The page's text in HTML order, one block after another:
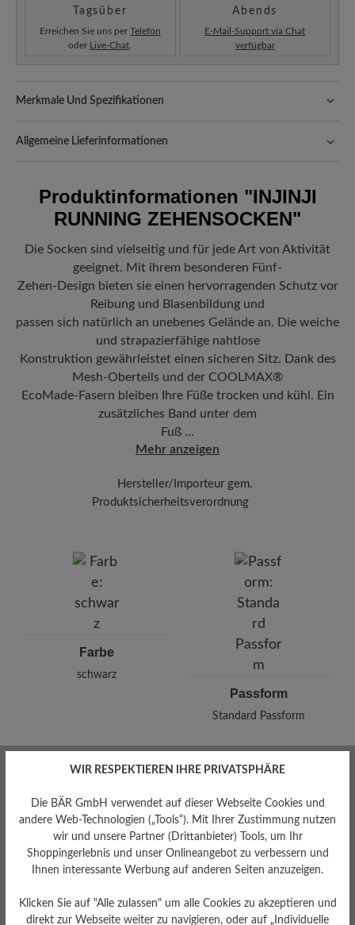
Tagsüber
Erreichen Sie uns per Telefon
oder Live-Chat
Abends
E-Mail-Support via Chat
verfügbar
Merkmale Und Spezifikationen
Allgemeine Lieferinformationen
hinzugefügt – unabhängig vom Bestellwert.
Freuen Sie sich auf Ihr Paket!Sobald Ihre Bestellung unser Lager in
Mit der beigefügten Sendungsnummer können Sie genau
nachverfolgen, wo sich Ihr neues BÄR Lieblingsstück gerade
befindet.
Produktinformationen "INJINJI
RUNNING ZEHENSOCKEN"
Die Socken sind vielseitig und für jede Art von Aktivität
geeignet. Mit ihrem besonderen Fünf-
Zehen-Design bieten sie einen hervorragenden Schutz vor
Reibung und Blasenbildung und
passen sich natürlich an unebenes Gelände an. Die weiche
und strapazierfähige nahtlose
Konstruktion gewährleistet einen sicheren Sitz. Dank des
Mesh-Oberteils und der COOLMAX®
EcoMade-Fasern bleiben Ihre Füße trocken und kühl. Ein
zusätzliches Band unter dem
Fuß …
Mehr anzeigen
Hersteller/Importeur gem.
Produktsicherheitsverordnung
Klockergasse 1, 86316 Friedberg, Germany
E-Mail: kontakt@al-sport.eu
Farbe
schwarz
Passform
Standard Passform
Bewertungen lesen
0 von 0 Bewertungen
WIR RESPEKTIEREN IHRE PRIVATSPHÄRE
Die BÄR GmbH verwendet auf dieser Webseite Cookies und
andere Web-Technologien („Tools“). Mit Ihrer Zustimmung nutzen
wir und unsere Partner (Drittanbieter) Tools, um Ihr
Shoppingerlebnis und unser Onlineangebot zu verbessern und
Ihnen interessante Werbung auf anderen Seiten anzuzeigen.
Klicken Sie auf "Alle zulassen" um alle Cookies zu akzeptieren und
direkt zur Webseite weiter zu navigieren, oder auf „Individuelle